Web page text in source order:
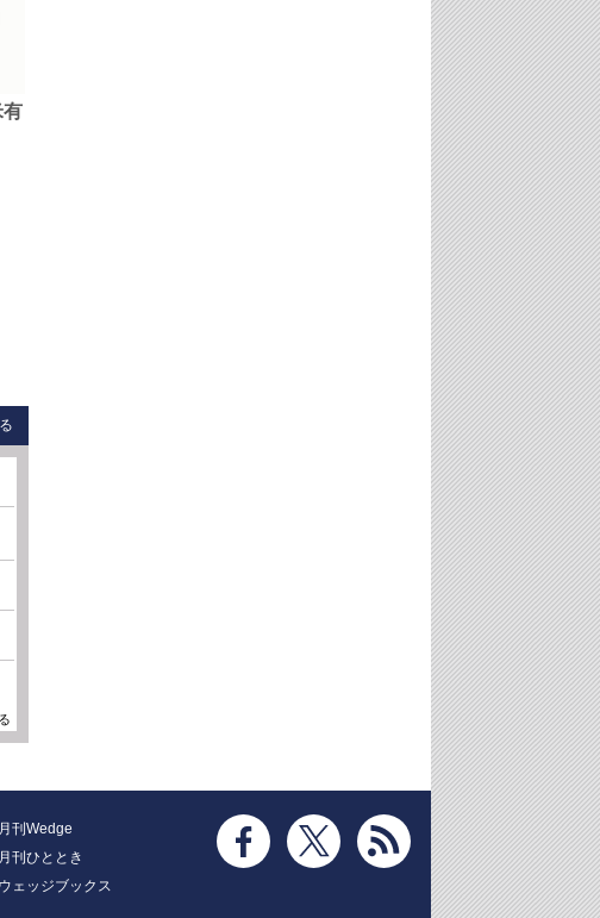
有
月刊Wedge
月刊ひととき
ウェッジブックス